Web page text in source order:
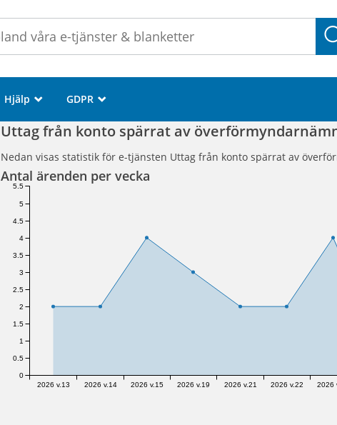
Hjälp _ GDPR _
Uttag från konto spärrat av
Nedan visas statistik för e-tjänsten Uttag från konto spärrat av
Antal ärenden per vecka
2026 v.13 2026 v.14 2026 v.15 2026 v.19 2026 v.21 2026 v.22 2026
0
0.5
1
1.5
2
2.5
3
3.5
4
4.5
5
5.5